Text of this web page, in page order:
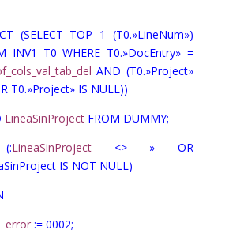
(SELECT TOP 1 (T0.»LineNum»)
INV1 T0 WHERE T0.»DocEntry» =
AND (T0.»Project»
T0.»Project» IS NULL))
LineaSinProjectFROM DUMMY;
LineaSinProject<> » OR
IS NOT NULL)
error:= 0002;